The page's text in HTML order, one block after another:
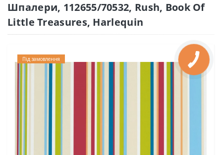
Шпалери, 112655/70532, Rush, Book Of
Little Treasures, Harlequin
Під замовлення